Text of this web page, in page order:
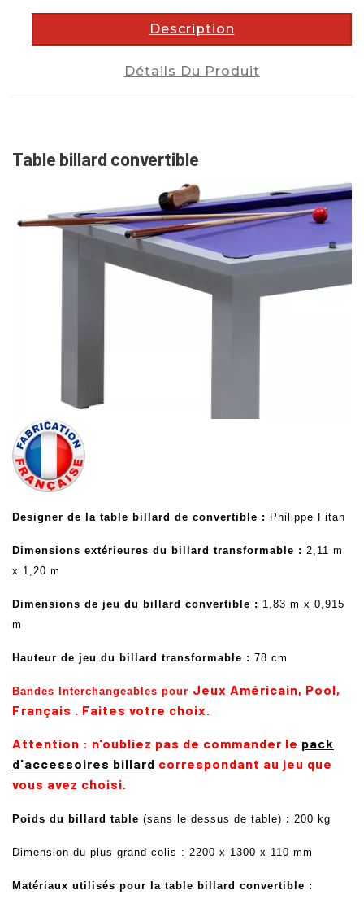
Description
Détails Du Produit
Table billard convertible
Designer de la table billard de convertible : Philippe Fitan
Dimensions extérieures du billard transformable : 2,11 m
x 1,20 m
Dimensions de jeu du billard convertible : 1,83 m x 0,915
m
Hauteur de jeu du billard transformable : 78 cm
Bandes Interchangeables pour Jeux Américain, Pool,
Français . Faites votre choix.
Attention : n'oubliez pas de commander le pack
d'accessoires billard correspondant au jeu que
vous avez choisi.
Poids du billard table (sans le dessus de table) : 200 kg
Dimension du plus grand colis : 2200 x 1300 x 110 mm
Matériaux utilisés pour la table billard convertible :